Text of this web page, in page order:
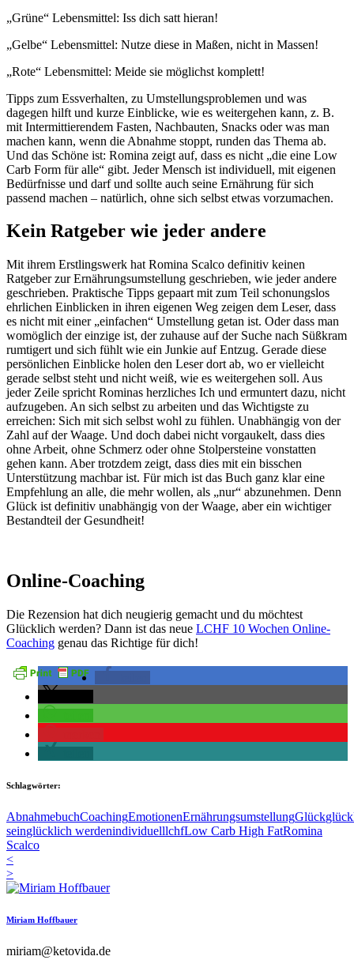
„Grüne“ Lebensmittel: Iss dich satt hieran!
„Gelbe“ Lebensmittel: Nutze diese in Maßen, nicht in Massen!
„Rote“ Lebensmittel: Meide sie möglichst komplett!
Tipps zum Essverhalten, zu Umstellungsproblemen und was
dagegen hilft und kurze Einblicke, wie es weitergehen kann, z. B.
mit Intermittierendem Fasten, Nachbauten, Snacks oder was man
machen kann, wenn die Abnahme stoppt, runden das Thema ab.
Und das Schöne ist: Romina zeigt auf, dass es nicht „die eine Low
Carb Form für alle“ gibt. Jeder Mensch ist individuell, mit eigenen
Bedürfnisse und darf und sollte auch seine Ernährung für sich
passend machen – natürlich, ohne sich selbst etwas vorzumachen.
Kein Ratgeber wie jeder andere
Mit ihrem Erstlingswerk hat Romina Scalco definitiv keinen
Ratgeber zur Ernährungsumstellung geschrieben, wie jeder andere
geschrieben. Praktische Tipps gepaart mit zum Teil schonungslos
ehrlichen Einblicken in ihren eigenen Weg zeigen dem Leser, dass
es nicht mit einer „einfachen“ Umstellung getan ist. Oder dass man
womöglich der einzige ist, der zuhause auf der Suche nach Süßkram
rumtigert und sich fühlt wie ein Junkie auf Entzug. Gerade diese
persönlichen Einblicke holen den Leser dort ab, wo er vielleicht
gerade selbst steht und nicht weiß, wie es weitergehen soll. Aus
jeder Zeile spricht Rominas herzliches Ich und ermuntert dazu, nicht
aufzugeben. An sich selbst zu arbeiten und das Wichtigste zu
erreichen: Sich mit sich selbst wohl zu fühlen. Unabhängig von der
Zahl auf der Waage. Und doch dabei nicht vorgaukelt, dass dies
ohne Arbeit, ohne Schmerz oder ohne Stolpersteine vonstatten
gehen kann. Aber trotzdem zeigt, dass dies mit ein bisschen
Unterstützung machbar ist. Für mich ist das Buch ganz klar eine
Empfehlung an alle, die mehr wollen, als „nur“ abzunehmen. Denn
Glück ist definitiv unabhängig von der Waage, aber ein wichtiger
Bestandteil der Gesundheit!
Online-Coaching
Die Rezension hat dich neugierig gemacht und du möchtest
Glücklich werden? Dann ist das neue LCHF 10 Wochen Online-
Coaching genau das Richtige für dich!
Schlagwörter:
AbnahmebuchCoachingEmotionenErnährungsumstellungGlück
seinglücklich werdenindividuelllchfLow Carb High FatRomina
Scalco
<
>
Miriam Hoffbauer
miriam@ketovida.de